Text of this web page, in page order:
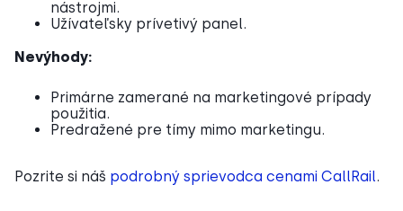
nástrojmi.
Užívateľsky prívetivý panel.
Nevýhody:
Primárne zamerané na marketingové prípady
použitia.
Predražené pre tímy mimo marketingu.
Pozrite si náš podrobný sprievodca cenami CallRail.